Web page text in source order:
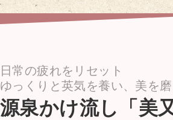
日常の疲れをリセット
ゆっくりと英気を養い、美を
源泉かけ流し「美